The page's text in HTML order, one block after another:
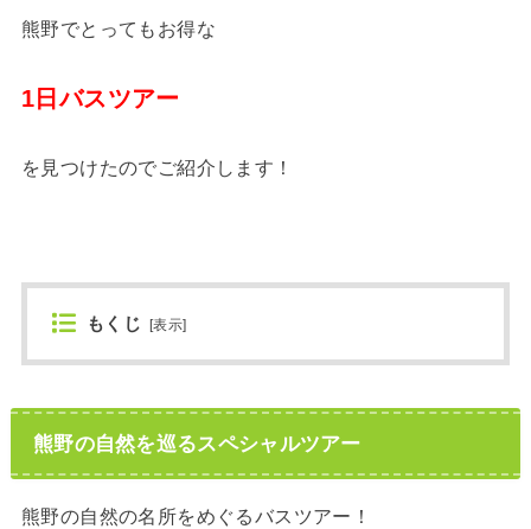
熊野でとってもお得な
1日バスツアー
を見つけたのでご紹介します！
もくじ [表示]
熊野の自然を巡るスペシャルツアー
熊野の自然の名所をめぐるバスツアー！